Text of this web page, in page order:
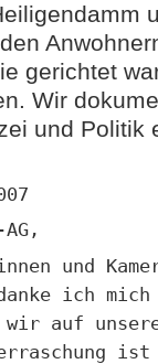
gerichtet
Wir
und Politik
und
ich
auf